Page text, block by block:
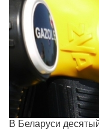
В Беларуси